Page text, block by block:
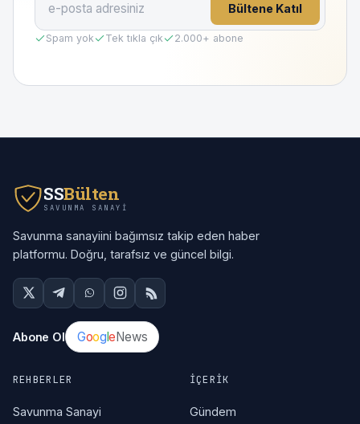
Bültene Katıl
Spam yok Tek tıkla çık 2.000+ abone
SSBülten
SAVUNMA SANAYI
Savunma sanayiini bağımsız takip eden haber
platformu. Doğru, tarafsız ve güncel bilgi.
Abone Ol GoogleNews
REHBERLER
Savunma Sanayi
İÇERIK
Gündem